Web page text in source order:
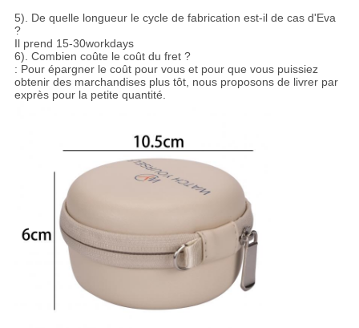
5). De quelle longueur le cycle de fabrication est-il de cas d'Eva
?
Il prend 15-30workdays
6). Combien coûte le coût du fret ?
: Pour épargner le coût pour vous et pour que vous puissiez
obtenir des marchandises plus tôt, nous proposons de livrer par
exprès pour la petite quantité.